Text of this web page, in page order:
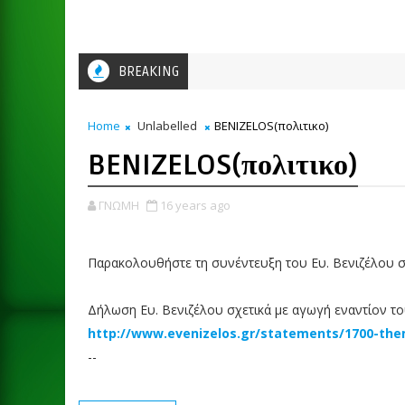
BREAKING
Home Unlabelled BENIZELOS(πολιτικο)
BENIZELOS(πολιτικο)
ΓΝΩΜΗ 16 years ago
Παρακολουθήστε τη συνέντευξη του Ευ. Βενιζέλου
Δήλωση Ευ. Βενιζέλου σχετικά με αγωγή εναντίον
http://www.evenizelos.gr/statements/1700-
--